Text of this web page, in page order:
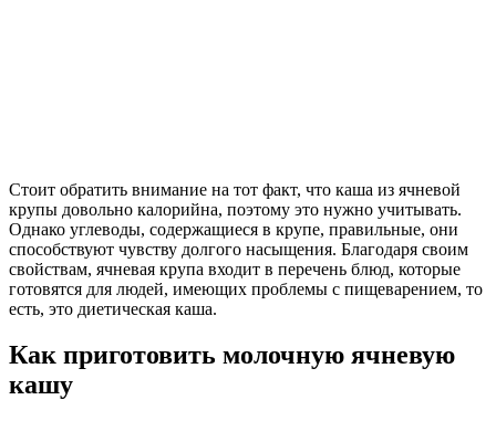
Стоит обратить внимание на тот факт, что каша из ячневой
крупы довольно калорийна, поэтому это нужно учитывать.
Однако углеводы, содержащиеся в крупе, правильные, они
способствуют чувству долгого насыщения. Благодаря своим
свойствам, ячневая крупа входит в перечень блюд, которые
готовятся для людей, имеющих проблемы с пищеварением, то
есть, это диетическая каша.
Как приготовить молочную ячневую
кашу